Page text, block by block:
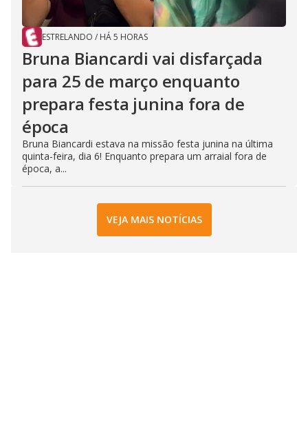
ESTRELANDO / HÁ 5 HORAS
Bruna Biancardi vai disfarçada
para 25 de março enquanto
prepara festa junina fora de
época
Bruna Biancardi estava na missão festa junina na última
quinta-feira, dia 6! Enquanto prepara um arraial fora de
época, a...
VEJA MAIS NOTÍCIAS